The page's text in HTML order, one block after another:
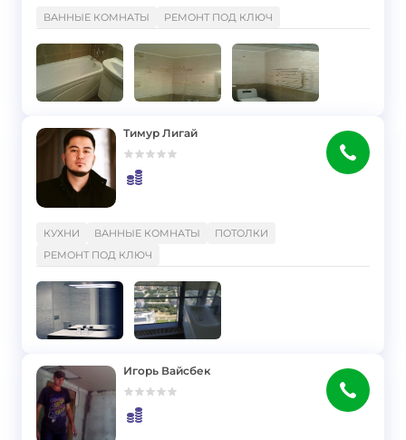
ВАННЫЕ КОМНАТЫ РЕМОНТ ПОД КЛЮЧ
Тимур Лигай
КУХНИ ВАННЫЕ КОМНАТЫ
ПОТОЛКИ
РЕМОНТ ПОД КЛЮЧ
Игорь Вайсбек